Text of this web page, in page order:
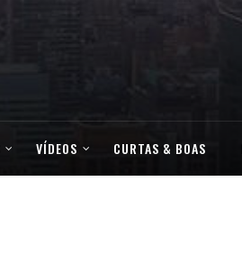
VÍDEOS CURTAS & BOAS